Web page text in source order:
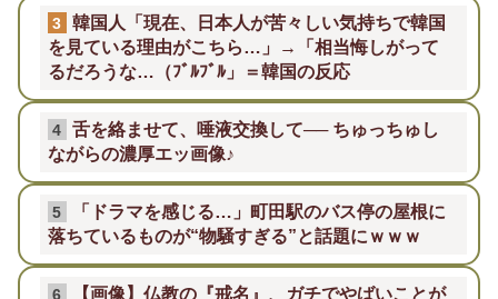
3
韓国人「現在、日本人が苦々しい気持ちで韓国
を見ている理由がこちら…」→「相当悔しがって
るだろうな…（ﾌﾞﾙﾌﾞﾙ」＝韓国の反応
4
舌を絡ませて、唾液交換して── ちゅっちゅし
ながらの濃厚エッ画像♪
5
「ドラマを感じる…」町田駅のバス停の屋根に
落ちているものが“物騒すぎる”と話題にｗｗｗ
6
【画像】仏教の『戒名』、ガチでやばいことが